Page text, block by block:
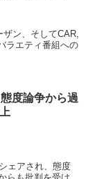
ン、そしてCAR,
ラエティ番組への
度論争から過
ェアされ、態度